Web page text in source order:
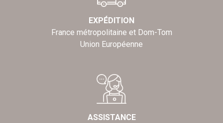
EXPÉDITION
France métropolitaine et Dom-Tom
Union Européenne
ASSISTANCE